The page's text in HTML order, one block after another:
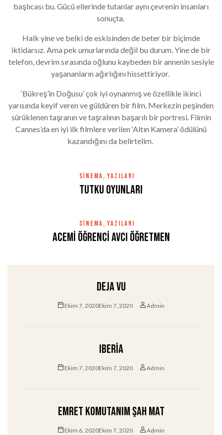
başlıcası bu. Gücü ellerinde tutanlar aynı çevrenin insanları
sonuçta.
Halk yine ve belki de eskisinden de beter bir biçimde
iktidarsız. Ama pek umurlarında değil bu durum. Yine de bir
telefon, devrim sırasında oğlunu kaybeden bir annenin sesiyle
yaşananların ağırlığını hissettiriyor.
‘Bükreş’in Doğusu’ çok iyi oynanmış ve özellikle ikinci
yarısında keyif veren ve güldüren bir film. Merkezin peşinden
sürüklenen taşranın ve taşralının başarılı bir portresi. Filmin
Cannes’da en iyi ilk filmlere verilen ‘Altın Kamera’ ödülünü
kazandığını da belirtelim.
SINEMA, YAZILARI
Tutku Oyunları
SINEMA, YAZILARI
Acemi Öğrenci Avcı Öğretmen
Deja Vu
Ekim 7, 2020Ekim 7, 2020 Admin
Iberia
Ekim 7, 2020Ekim 7, 2020 Admin
Emret Komutanım Şah Mat
Ekim 6, 2020Ekim 7, 2020 Admin